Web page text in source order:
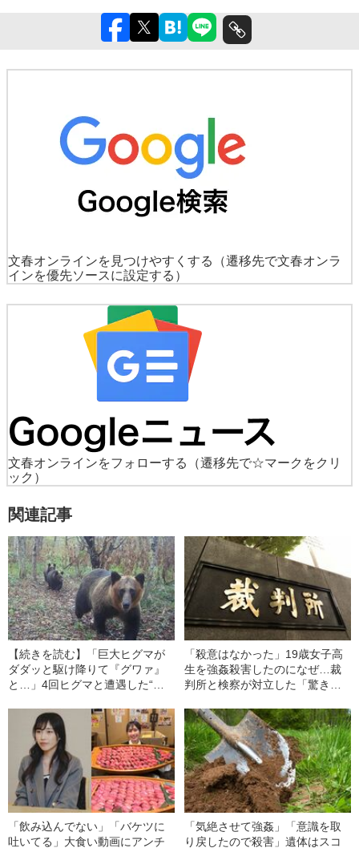
文春オンラインを見つけやすくする
（遷移先で文春オンラ
インを優先ソースに設定する）
文春オンラインをフォローする
（遷移先で☆マークをクリ
ック）
関連記事
【続きを読む】「巨大ヒグマが
ダダッと駆け降りて『グワァ』
と…」4回ヒグマと遭遇した“ハ
感じた瞬間
「殺意はなかった」19歳女子高
生を強姦殺害したのになぜ…裁
判所と検察が対立した「驚きの
「飲み込んでない」「バケツに
吐いてる」大食い動画にアンチ
「気絶させて強姦」「意識を取
り戻したので殺害」遺体はスコ